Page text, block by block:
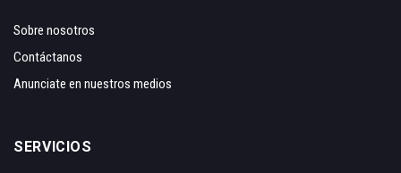
Sobre nosotros
Contáctanos
Anunciate en nuestros medios
SERVICIOS